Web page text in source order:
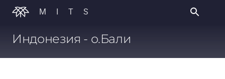
MITS
Индонезия - о.Бали